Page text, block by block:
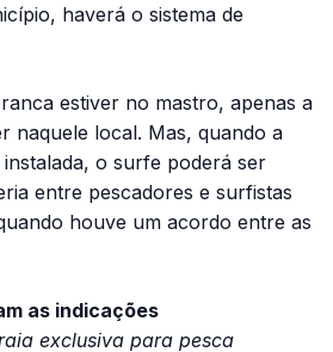
haverá o sistema de
estiver no mastro, apenas a
naquele local. Mas, quando a
o surfe poderá ser
entre pescadores e surfistas
houve um acordo entre as
as indicações
exclusiva para pesca